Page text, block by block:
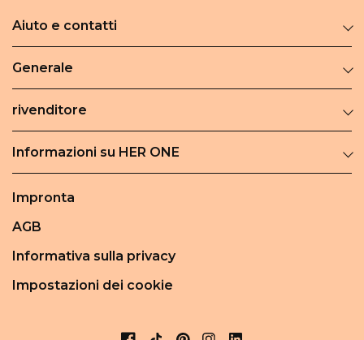
Aiuto e contatti
Generale
rivenditore
Informazioni su HER ONE
Impronta
AGB
Informativa sulla privacy
Impostazioni dei cookie